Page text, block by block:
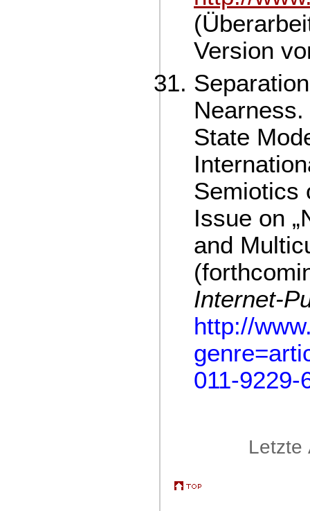
Version
State
Semiotics
Issue on
and
Internet-
http://
011-9229-
Letzte